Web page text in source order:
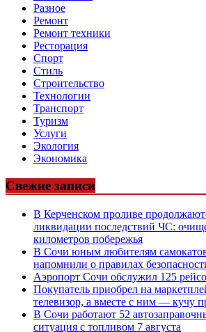
Разное
Ремонт
Ремонт техники
Ресторация
Спорт
Стиль
Строительство
Технологии
Транспорт
Туризм
Услуги
Экология
Экономика
Свежие записи
В Керченском проливе
ликвидации последствий ЧС:
километров побережья
В Сочи юным любителям
напомнили о правилах
Аэропорт Сочи обслужил 125
Покупатель приобрел на
телевизор, а вместе с ним — кучу
В Сочи работают 52
ситуация с топливом 7 августа